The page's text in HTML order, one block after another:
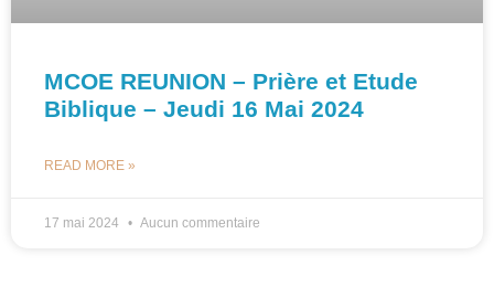
MCOE REUNION – Prière et Etude
Biblique – Jeudi 16 Mai 2024
READ MORE »
17 mai 2024 Aucun commentaire